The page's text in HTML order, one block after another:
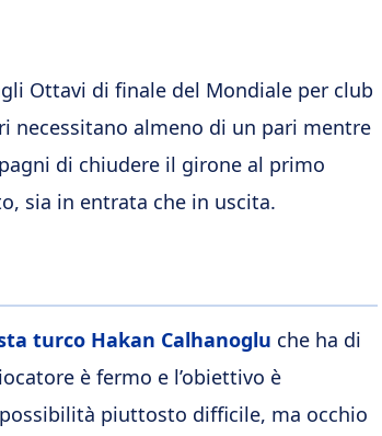
Ottavi di finale del Mondiale per club
necessitano almeno di un pari mentre
di chiudere il girone al primo
sia in entrata che in uscita.
turco Hakan Calhanoglu che ha di
è fermo e l’obiettivo è
piuttosto difficile, ma occhio